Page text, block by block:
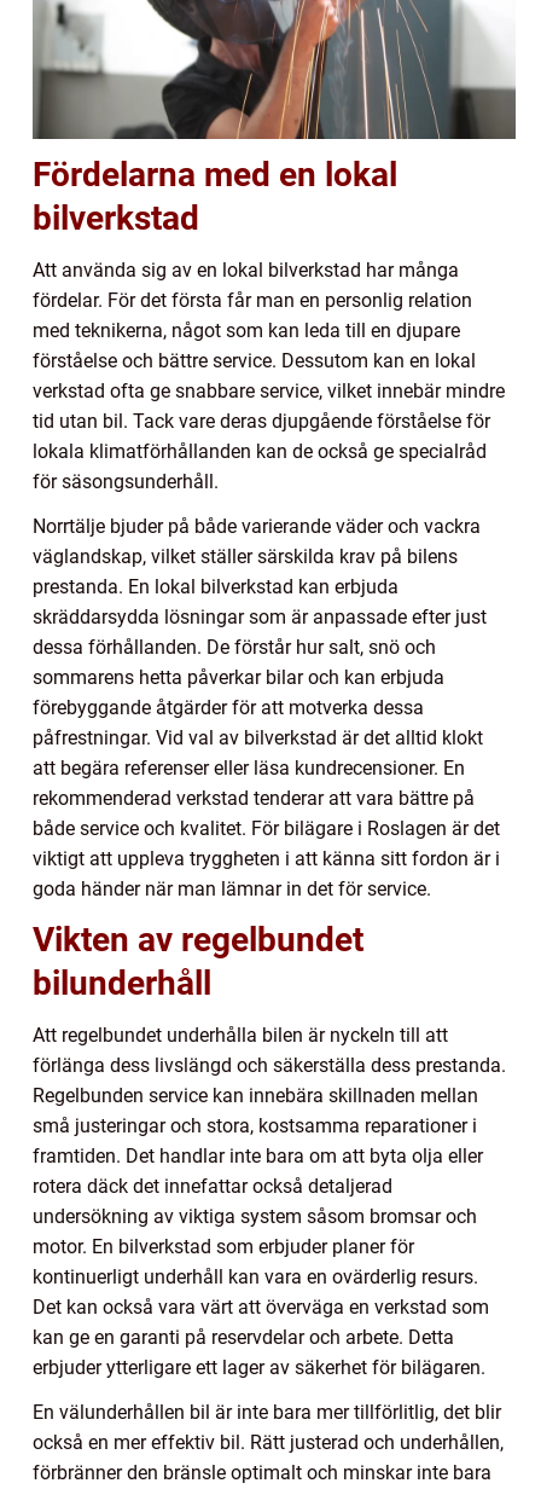
Fördelarna med en lokal
bilverkstad
Att använda sig av en lokal bilverkstad har många
fördelar. För det första får man en personlig relation
med teknikerna, något som kan leda till en djupare
förståelse och bättre service. Dessutom kan en lokal
verkstad ofta ge snabbare service, vilket innebär mindre
tid utan bil. Tack vare deras djupgående förståelse för
lokala klimatförhållanden kan de också ge specialråd
för säsongsunderhåll.
Norrtälje bjuder på både varierande väder och vackra
väglandskap, vilket ställer särskilda krav på bilens
prestanda. En lokal bilverkstad kan erbjuda
skräddarsydda lösningar som är anpassade efter just
dessa förhållanden. De förstår hur salt, snö och
sommarens hetta påverkar bilar och kan erbjuda
förebyggande åtgärder för att motverka dessa
påfrestningar. Vid val av bilverkstad är det alltid klokt
att begära referenser eller läsa kundrecensioner. En
rekommenderad verkstad tenderar att vara bättre på
både service och kvalitet. För bilägare i Roslagen är det
viktigt att uppleva tryggheten i att känna sitt fordon är i
goda händer när man lämnar in det för service.
Vikten av regelbundet
bilunderhåll
Att regelbundet underhålla bilen är nyckeln till att
förlänga dess livslängd och säkerställa dess prestanda.
Regelbunden service kan innebära skillnaden mellan
små justeringar och stora, kostsamma reparationer i
framtiden. Det handlar inte bara om att byta olja eller
rotera däck det innefattar också detaljerad
undersökning av viktiga system såsom bromsar och
motor. En bilverkstad som erbjuder planer för
kontinuerligt underhåll kan vara en ovärderlig resurs.
Det kan också vara värt att överväga en verkstad som
kan ge en garanti på reservdelar och arbete. Detta
erbjuder ytterligare ett lager av säkerhet för bilägaren.
En välunderhållen bil är inte bara mer tillförlitlig, det blir
också en mer effektiv bil. Rätt justerad och underhållen,
förbränner den bränsle optimalt och minskar inte bara